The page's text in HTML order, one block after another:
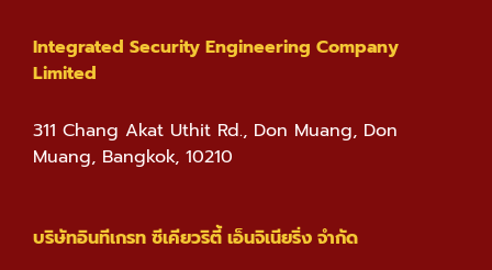
Integrated Security Engineering Company
Limited
311 Chang Akat Uthit Rd., Don Muang, Don
Muang, Bangkok, 10210
บริษัทอินทีเกรท ซีเคียวริตี้ เอ็นจิเนียริ่ง จำกัด